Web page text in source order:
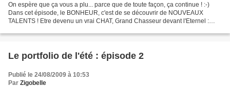
On espère que ça vous a plu... parce que de toute façon, ça continue ! :-)
Dans cet épisode, le BONHEUR, c'est de se découvrir de NOUVEAUX
TALENTS ! Etre devenu un vrai CHAT, Grand Chasseur devant l'Eternel :
Le portfolio de l'été : épisode 2
Publié le 24/08/2009 à 10:53
Par Zigobelle